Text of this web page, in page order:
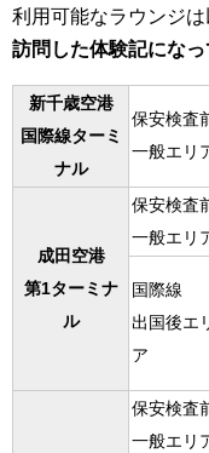
利用可能なラウンジは
訪問した体験記になっ
新千歳空港
国際線ターミ
ナル
保安検査
一般エリ
成田空港
第1ターミナ
ル
保安検査
一般エリ
国際線
出国後エ
ア
保安検査
一般エリ